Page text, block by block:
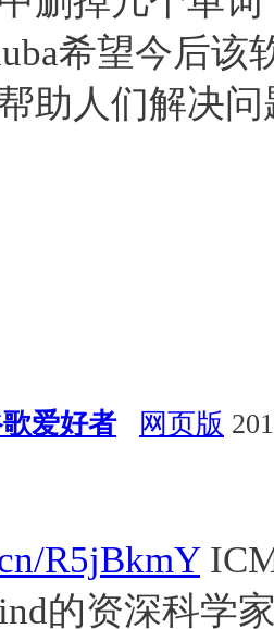
希望今后该
助人们解决
爱好者 网页版
R5jBkmY
的资深科学